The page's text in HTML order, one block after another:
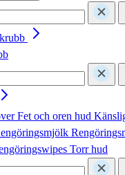
Fet och oren hud
Torr hud